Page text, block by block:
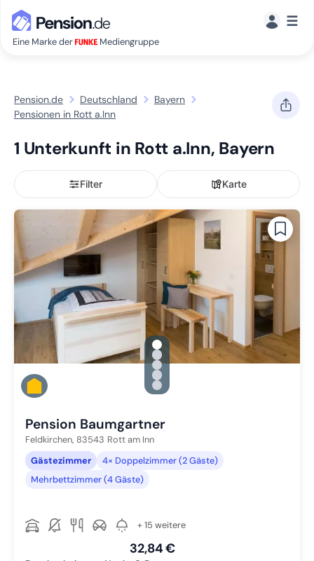
Eine Marke der Mediengruppe
☰
Pension.de Deutschland
Bayern
Pensionen in Rott a.Inn
1 Unterkunft in Rott a.Inn, Bayern
Filter Karte
gallery.slide_selector
Zu Slide 1 wechseln
Zu Slide 2 wechseln
Zu Slide 3 wechseln
Zu Slide 4 wechseln
Zu Slide 5 wechseln
Pension Baumgartner
Feldkirchen, 83543 Rott am Inn
Gästezimmer
4× Doppelzimmer (2 Gäste)
Mehrbettzimmer (4 Gäste)
+ 15 weitere
32,84 €